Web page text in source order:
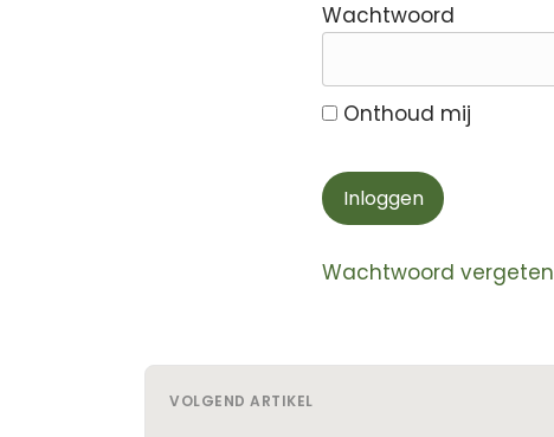
Wachtwoord
Onthoud mij
Wachtwoord vergeten
VOLGEND ARTIKEL